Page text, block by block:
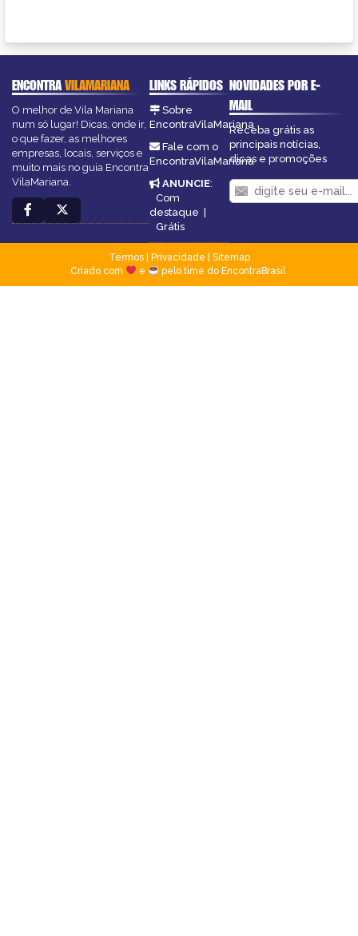
ENCONTRAVILAMARIANA
O melhor de Vila Mariana
num só lugar! Dicas, onde ir,
o que fazer, as melhores
empresas, locais, serviços e
muito mais no guia Encontra
VilaMariana.
LINKS RÁPIDOS
Sobre
EncontraVilaMariana
Fale com o
EncontraVilaMariana
ANUNCIE:
Com
destaque |
Grátis
NOVIDADES POR E-
MAIL
Receba grátis as
principais notícias,
dicas e promoções
Termos| Privacidade
Sitemap
Criado com
e pelo time do EncontraBrasil